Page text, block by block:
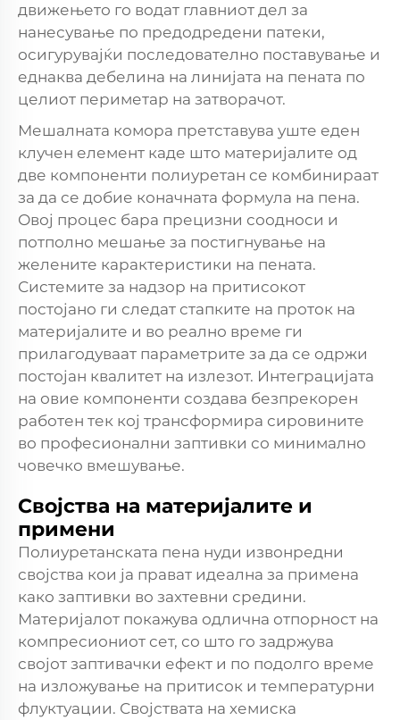
движењето го водат главниот дел за
нанесување по предодредени патеки,
осигурувајќи последователно поставување и
еднаква дебелина на линијата на пената по
целиот периметар на затворачот.
Мешалната комора претставува уште еден
клучен елемент каде што материјалите од
две компоненти полиуретан се комбинираат
за да се добие коначната формула на пена.
Овој процес бара прецизни соодноси и
потполно мешање за постигнување на
желените карактеристики на пената.
Системите за надзор на притисокот
постојано ги следат стапките на проток на
материјалите и во реално време ги
прилагодуваат параметрите за да се одржи
постојан квалитет на излезот. Интеграцијата
на овие компоненти создава безпрекорен
работен тек кој трансформира сировините
во професионални заптивки со минимално
човечко вмешување.
Својства на материјалите и
примени
Полиуретанската пена нуди извонредни
својства кои ја прават идеална за примена
како заптивки во захтевни средини.
Материјалот покажува одлична отпорност на
компресиониот сет, со што го задржува
својот заптивачки ефект и по подолго време
на изложување на притисок и температурни
флуктуации. Својствата на хемиска